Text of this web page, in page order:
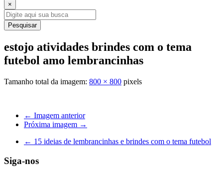
×
Pesquisar
estojo atividades brindes com o tema
futebol amo lembrancinhas
Tamanho total da imagem: 800 × 800 pixels
← Imagem anterior
Próxima imagem →
← 15 ideias de lembrancinhas e brindes com o tema futebol
Siga-nos